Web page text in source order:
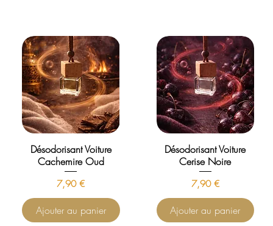
Désodorisant Voiture
Cachemire Oud
Prix
7,90 €
Ajouter au panier
Désodorisant Voiture
Cerise Noire
Prix
7,90 €
Ajouter au panier